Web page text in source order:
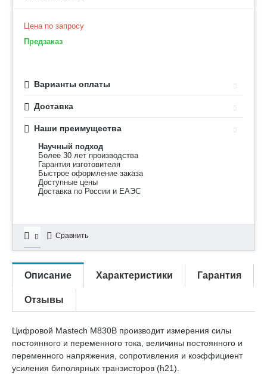
Цена по запросу
Предзаказ
Варианты оплаты
Доставка
Наши преимущества
Научный подход
Более 30 лет производства
Гарантия изготовителя
Быстрое оформление заказа
Доступные цены
Доставка по России и ЕАЭС
Сравнить
Описание Характеристики Гарантия
Отзывы
Цифровой Mastech M830B производит измерения силы
постоянного и переменного тока, величины постоянного и
переменного напряжения, сопротивления и коэффициент
усиления биполярных транзисторов (h21).